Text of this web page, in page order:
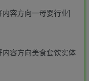
容方向一母婴行业]
容方向美食套饮实体